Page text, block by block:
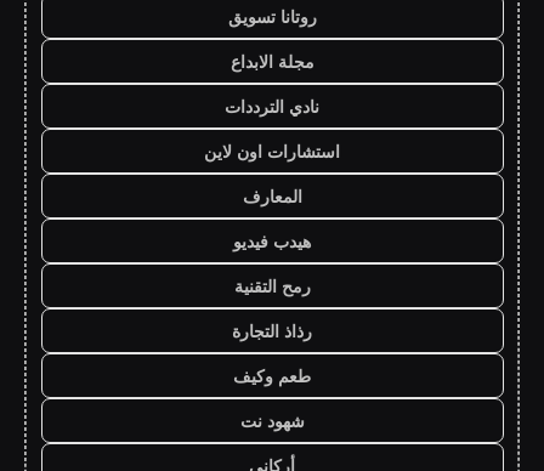
روتانا تسويق
مجلة الابداع
نادي الترددات
استشارات اون لاين
المعارف
هيدب فيديو
رمح التقنية
رذاذ التجارة
طعم وكيف
شهود نت
أركاني